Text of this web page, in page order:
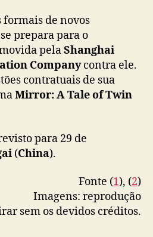
c
a
r
r
e
i
de novos
se prepara para o
pelaShanghai
Companycontra ele.
contratuais de sua
Mirror: A Tale of Twin
para 29 de
(China).
Fonte (1), (2)
Imagens: reprodução
sem os devidos créditos.